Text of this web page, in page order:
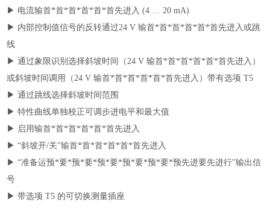
▶ 电流输首*首*首*首*首*首先进入 (4 … 20 mA)
▶ 内部控制值信号的反转通过24 V 输首*首*首*首*首*首先进入或跳
线
▶ 通过象限识别选择斜坡时间（24 V 输首*首*首*首*首*首先进入）
或斜坡时间调用（24 V 输首*首*首*首*首*首先进入）带有选项 T5
▶ 通过跳线选择斜坡时间范围
▶ 特性曲线单独校正可调步进电平和最大值
▶ 启用输首*首*首*首*首*首先进入
▶ “斜坡开/关"输首*首*首*首*首*首先进入
▶ “准备运预*要*预*要*预*要*预*要*预*要*预先进要先进行"输出信
号
▶ 带选项 T5 的可切换测量插座